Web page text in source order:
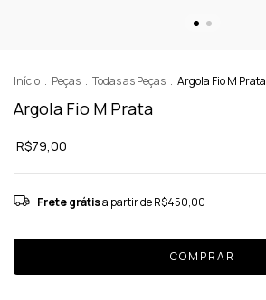
Início . Peças . Todas as Peças . Argola Fio M Prata
Argola Fio M Prata
R$79,00
Frete grátisa partir deR$450,00